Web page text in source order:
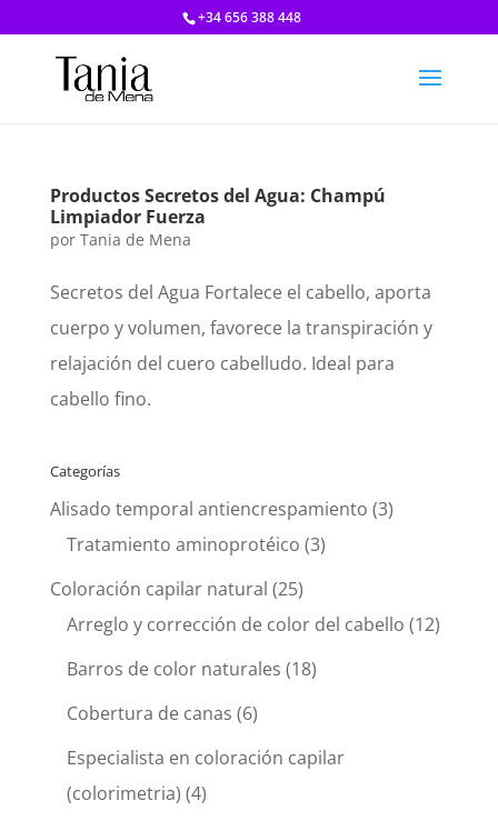
+34 656 388 448
Productos Secretos del Agua: Champú
Limpiador Fuerza
por Tania de Mena
Secretos del Agua Fortalece el cabello, aporta
cuerpo y volumen, favorece la transpiración y
relajación del cuero cabelludo. Ideal para
cabello fino.
Categorías
Alisado temporal antiencrespamiento (3)
Tratamiento aminoprotéico (3)
Coloración capilar natural (25)
Arreglo y corrección de color del cabello (12)
Barros de color naturales (18)
Cobertura de canas (6)
Especialista en coloración capilar
(colorimetria) (4)